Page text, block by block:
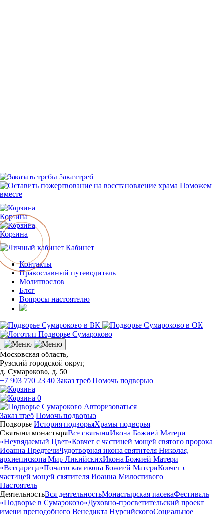
Заказ треб
Поможем
вместе
Корзина
Корзина
Кабинет
Контакты
Православный путеводитель
Молитвослов
Блог
Вопросы настоятелю
Московская область,
Рузский городской округ,
д. Сумароково, д. 50
+7 903 770 23 40 Заказ треб Помочь подворью
0
Авторизоваться
Заказ треб Помочь подворью
Подворье История подворьяХрамы подворья
Святыни монастыряВсе святыниИкона Божией Матери
«Неувядаемый Цвет»Ковчег с частицей мощей святого пророка
Иоанна ПредтечиЧудотворная икона святителя Николая,
архиепископа Мир ЛикийскихИкона Божией Матери
«Всецарица»Почаевская икона Божией МатериКовчег с
частицей мощей святителя Иоанна Милостивого
Настоятель
ДеятельностьВся деятельностьМонастырская пасекаФестиваль
«Подворье в Сумароково»Духовно-просветительский проект
имени преподобного Венедикта НурсийскогоСоциальное